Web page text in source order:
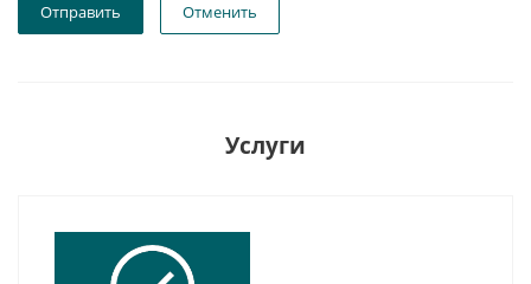
Отправить Отменить
Услуги